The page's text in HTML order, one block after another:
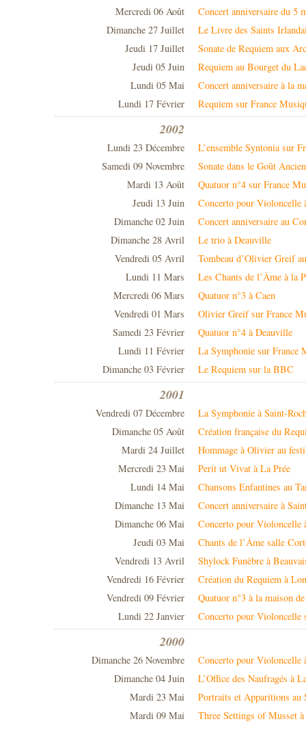
Mercredi 06 Août
Concert anniversaire du 5
Dimanche 27 Juillet
Le Livre des Saints
Jeudi 17 Juillet
Sonate de Requiem aux
Jeudi 05 Juin
Requiem au Bourget du
Lundi 05 Mai
Concert anniversaire à la
Lundi 17 Février
Requiem sur France
2002
Lundi 23 Décembre
L’ensemble Syntonia sur
Samedi 09 Novembre
Sonate dans le Goût
Mardi 13 Août
Quatuor n°4 sur France
Jeudi 13 Juin
Concerto pour Violoncelle
Dimanche 02 Juin
Concert anniversaire au
Dimanche 28 Avril
Le trio à Deauville
Vendredi 05 Avril
Tombeau d’Olivier Greif
Lundi 11 Mars
Les Chants de l’Âme à la
Mercredi 06 Mars
Quatuor n°3 à Caen
Vendredi 01 Mars
Olivier Greif sur France
Samedi 23 Février
Quatuor n°4 à Deauville
Lundi 11 Février
La Symphonie sur France
Dimanche 03 Février
Le Requiem sur la BBC
2001
Vendredi 07 Décembre
La Symphonie à Saint-
Dimanche 05 Août
Création française du
Mardi 24 Juillet
Hommage à Olivier au
Mercredi 23 Mai
Perit ut Vivat à La Prée
Lundi 14 Mai
Chansons Enfantines au
Dimanche 13 Mai
Concert anniversaire à
Dimanche 06 Mai
Concerto pour Violoncelle
Jeudi 03 Mai
Chants de l’Âme salle
Vendredi 13 Avril
Shylock Funèbre à
Vendredi 16 Février
Création du Requiem à
Vendredi 09 Février
Quatuor n°3 à la maison
Lundi 22 Janvier
Concerto pour Violoncelle
2000
Dimanche 26 Novembre
Concerto pour Violoncelle
Dimanche 04 Juin
L’Office des Naufragés à
Mardi 23 Mai
Portraits et Apparitions au
Mardi 09 Mai
Three Settings of Musset